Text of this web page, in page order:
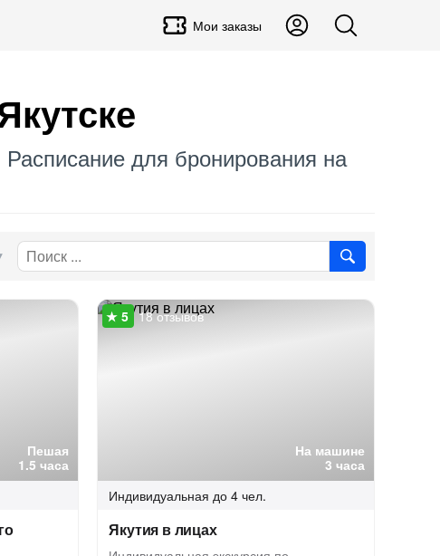
Мои заказы
для бронирования на
Пешая
1.5 часа
На машине
3 часа
18 отзывов
Индивидуальная до 4 чел.
Якутия в лицах